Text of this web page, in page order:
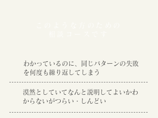
わかっているのに、同じパターンの失敗
を何度も繰り返してしまう
漠然としていてなんと説明してよいかわ
からないがつらい・しんどい